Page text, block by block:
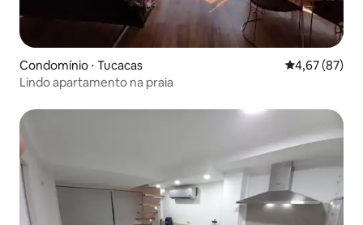
Condomínio ⋅ Tucacas 4,67 de uma
4,67 (87)
Lindo apartamento na praia